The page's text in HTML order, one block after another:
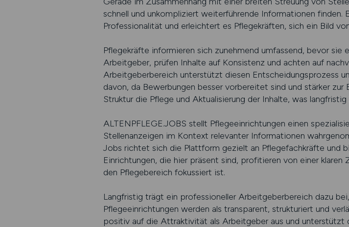
schnell und unkompliziert weiterführende Informationen finden.
Professionalität und erleichtert es Pflegekräften, sich ein Bild
Pflegekräfte informieren sich zunehmend umfassend, bevor sie
Arbeitgeber, prüfen Inhalte auf Konsistenz und achten auf
Arbeitgeberbereich unterstützt diesen Entscheidungsprozess
davon, da Bewerbungen besser vorbereitet sind und stärker
Struktur die Pflege und Aktualisierung der Inhalte, was
ALTENPFLEGE.JOBS stellt Pflegeeinrichtungen einen
Stellenanzeigen im Kontext relevanter Informationen
Jobs richtet sich die Plattform gezielt an Pflegefachkräfte und
Einrichtungen, die hier präsent sind, profitieren von einer
den Pflegebereich fokussiert ist.
Langfristig trägt ein professioneller Arbeitgeberbereich dazu
Pflegeeinrichtungen werden als transparent, strukturiert und
positiv auf die Attraktivität als Arbeitgeber aus und unterstützt